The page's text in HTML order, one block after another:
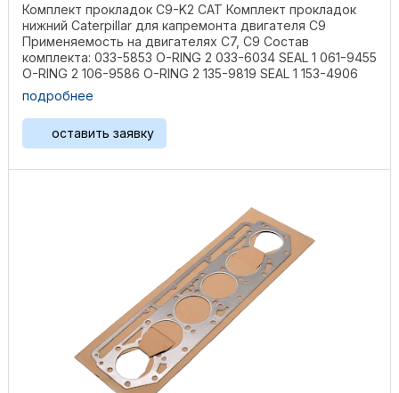
Комплект прокладок C9-K2 CAT Комплект прокладок
нижний Caterpillar для капремонта двигателя C9
Применяемость на двигателях C7, C9 Состав
комплекта: 033-5853 O-RING 2 033-6034 SEAL 1 061-9455
O-RING 2 106-9586 O-RING 2 135-9819 SEAL 1 153-4906
O-RING ...
подробнее
оставить заявку